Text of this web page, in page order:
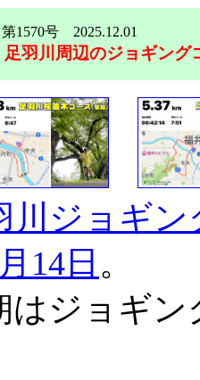
1570号 2025.12.01
足羽川周辺のジョギング
川ジョギン
14日 。
ジョギン